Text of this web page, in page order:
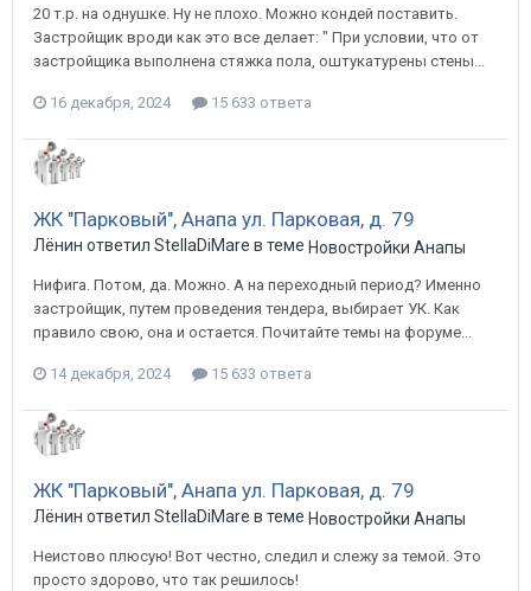
20 т.р. на однушке. Ну не плохо. Можно кондей поставить.
Застройщик вроди как это все делает: " При условии, что от
застройщика выполнена стяжка пола, оштукатурены стены...
16 декабря, 2024 15 633 ответа
ЖК "Парковый", Анапа ул. Парковая, д. 79
Лёнин ответил StellaDiMare в теме Новостройки Анапы
Нифига. Потом, да. Можно. А на переходный период? Именно
застройщик, путем проведения тендера, выбирает УК. Как
правило свою, она и остается. Почитайте темы на форуме...
14 декабря, 2024 15 633 ответа
ЖК "Парковый", Анапа ул. Парковая, д. 79
Лёнин ответил StellaDiMare в теме Новостройки Анапы
Неистово плюсую! Вот честно, следил и слежу за темой. Это
просто здорово, что так решилось!